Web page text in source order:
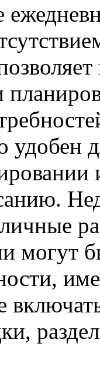
удобен
могут